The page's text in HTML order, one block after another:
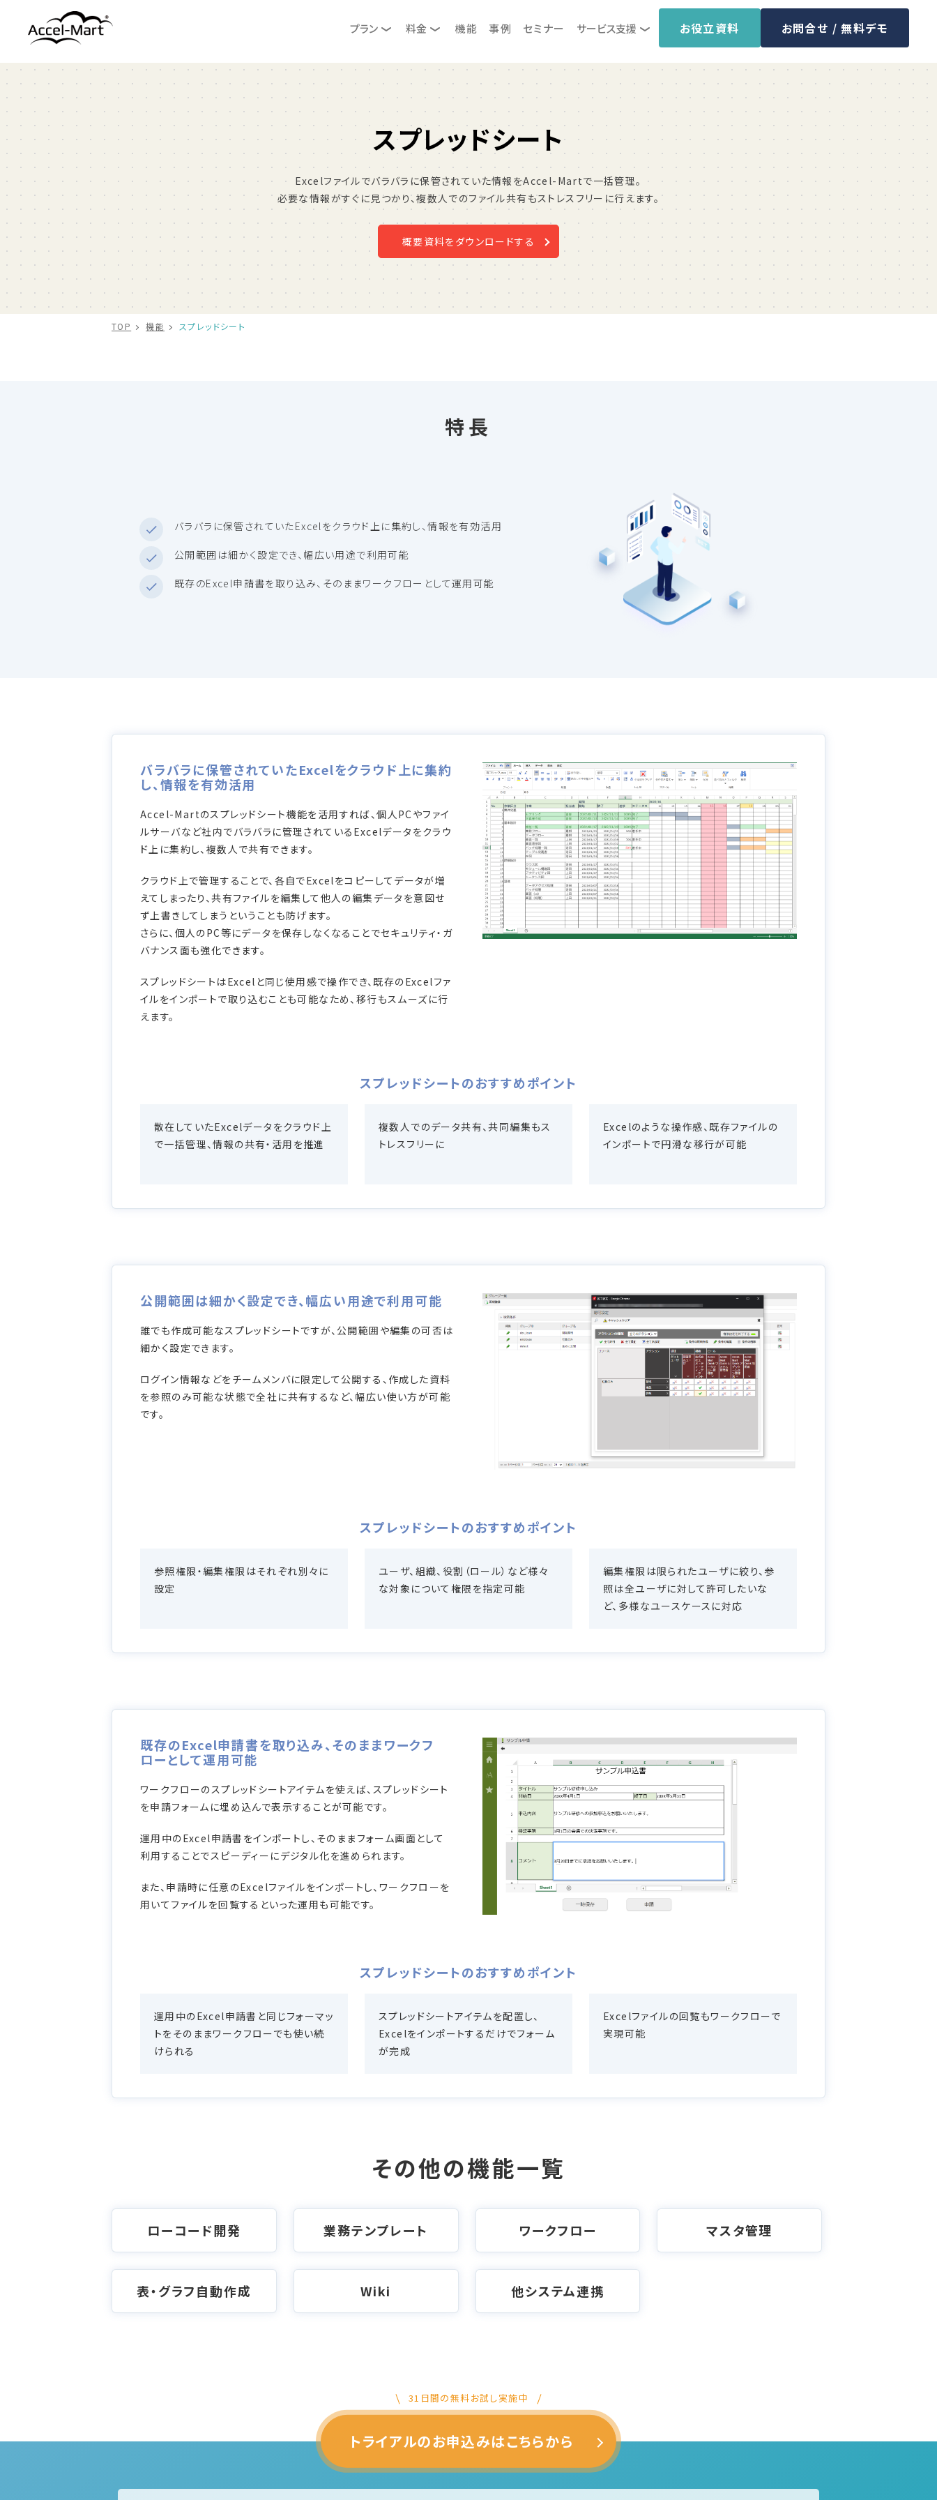
プラン 料金 機能 事例 セミナー サービス支援 お役立資料 お問合せ / 無料デモ
スプレッドシート
Excelファイルでバラバラに保管されていた情報をAccel-Martで一括管理。
必要な情報がすぐに見つかり、複数人でのファイル共有もストレスフリーに行えます。
概要資料をダウンロードする
TOP 機能 スプレッドシート
特長
バラバラに保管されていたExcelをクラウド上に集約し、情報を有効活用
公開範囲は細かく設定でき、幅広い用途で利用可能
既存のExcel申請書を取り込み、そのままワークフローとして運用可能
バラバラに保管されていたExcelをクラウド上に集約
し、情報を有効活用
Accel-Martのスプレッドシート機能を活用すれば、個人PCやファイ
ルサーバなど社内でバラバラに管理されているExcelデータをクラウ
ド上に集約し、複数人で共有できます。
クラウド上で管理することで、各自でExcelをコピーしてデータが増
えてしまったり、共有ファイルを編集して他人の編集データを意図せ
ず上書きしてしまうということも防げます。
さらに、個人のPC等にデータを保存しなくなることでセキュリティ・ガ
バナンス面も強化できます。
スプレッドシートはExcelと同じ使用感で操作でき、既存のExcelファ
イルをインポートで取り込むことも可能なため、移行もスムーズに行
えます。
スプレッドシートのおすすめポイント
散在していたExcelデータをクラウド上
で一括管理、情報の共有・活用を推進
複数人でのデータ共有、共同編集もス
トレスフリーに
Excelのような操作感、既存ファイルの
インポートで円滑な移行が可能
公開範囲は細かく設定でき、幅広い用途で利用可能
誰でも作成可能なスプレッドシートですが、公開範囲や編集の可否は
細かく設定できます。
ログイン情報などをチームメンバに限定して公開する、作成した資料
を参照のみ可能な状態で全社に共有するなど、幅広い使い方が可能
です。
スプレッドシートのおすすめポイント
参照権限・編集権限はそれぞれ別々に
設定
ユーザ、組織、役割（ロール）など様々
な対象について権限を指定可能
編集権限は限られたユーザに絞り、参
照は全ユーザに対して許可したいな
ど、多様なユースケースに対応
既存のExcel申請書を取り込み、そのままワークフ
ローとして運用可能
ワークフローのスプレッドシートアイテムを使えば、スプレッドシート
を申請フォームに埋め込んで表示することが可能です。
運用中のExcel申請書をインポートし、そのままフォーム画面として
利用することでスピーディーにデジタル化を進められます。
また、申請時に任意のExcelファイルをインポートし、ワークフローを
用いてファイルを回覧するといった運用も可能です。
スプレッドシートのおすすめポイント
運用中のExcel申請書と同じフォーマッ
トをそのままワークフローでも使い続
けられる
スプレッドシートアイテムを配置し、
Excelをインポートするだけでフォーム
が完成
Excelファイルの回覧もワークフローで
実現可能
その他の機能一覧
ローコード開発 業務テンプレート ワークフロー マスタ管理
表・グラフ自動作成 Wiki 他システム連携
31日間の無料お試し実施中
トライアルのお申込みはこちらから